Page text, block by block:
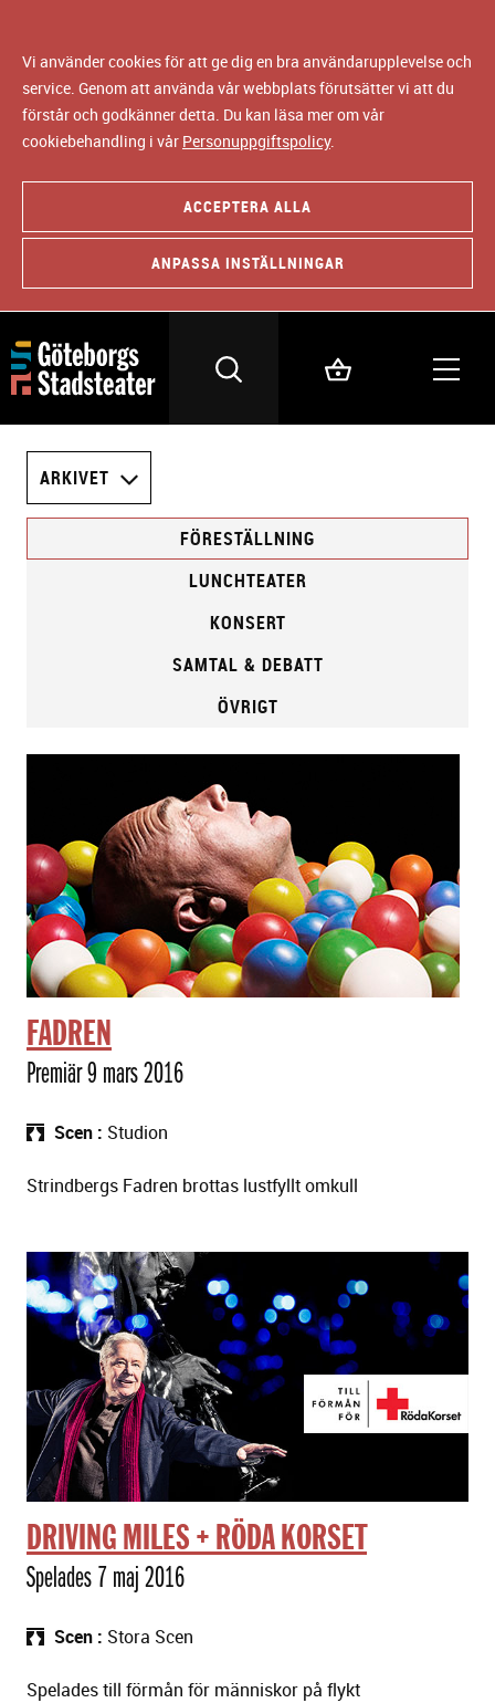
Vi använder cookies för att ge dig en bra användarupplevelse och
service. Genom att använda vår webbplats förutsätter vi att du
förstår och godkänner detta. Du kan läsa mer om vår
cookiebehandling i vår Personuppgiftspolicy.
ACCEPTERA ALLA
ANPASSA INSTÄLLNINGAR
ARKIVET
FÖRESTÄLLNING
LUNCHTEATER
KONSERT
SAMTAL & DEBATT
ÖVRIGT
FADREN
Premiär 9 mars 2016
Scen Studion
Strindbergs Fadren brottas lustfyllt omkull
DRIVING MILES + RÖDA KORSET
Spelades 7 maj 2016
Scen Stora Scen
Spelades till förmån för människor på flykt